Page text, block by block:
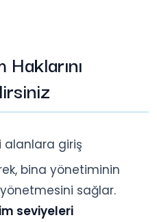
Haklarını
alanlara giriş
bina yönetiminin
sağlar.
seviyeleri